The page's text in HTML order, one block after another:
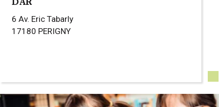
6 Av. Eric Tabarly
17180 PERIGNY